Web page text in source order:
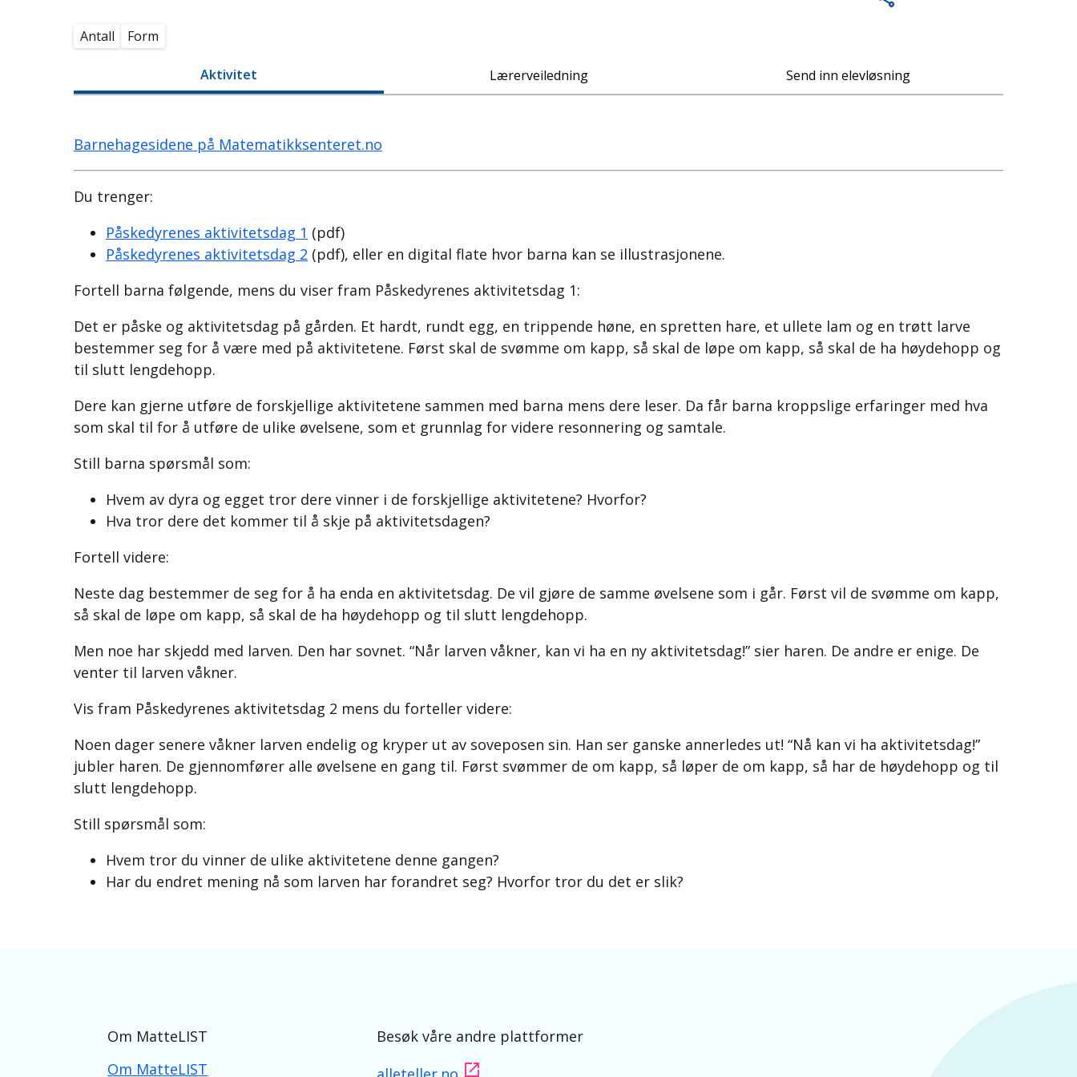
Antall Form
Aktivitet Lærerveiledning Send inn elevløsning
Barnehagesidene på Matematikksenteret.no
Du trenger:
Påskedyrenes aktivitetsdag 1 (pdf)
Påskedyrenes aktivitetsdag 2 (pdf), eller en digital flate hvor barna kan se illustrasjonene.
Fortell barna følgende, mens du viser fram Påskedyrenes aktivitetsdag 1:
Det er påske og aktivitetsdag på gården. Et hardt, rundt egg, en trippende høne, en spretten hare, et ullete lam og en trøtt larve
bestemmer seg for å være med på aktivitetene. Først skal de svømme om kapp, så skal de løpe om kapp, så skal de ha høydehopp og
til slutt lengdehopp.
Dere kan gjerne utføre de forskjellige aktivitetene sammen med barna mens dere leser. Da får barna kroppslige erfaringer med hva
som skal til for å utføre de ulike øvelsene, som et grunnlag for videre resonnering og samtale.
Still barna spørsmål som:
Hvem av dyra og egget tror dere vinner i de forskjellige aktivitetene? Hvorfor?
Hva tror dere det kommer til å skje på aktivitetsdagen?
Fortell videre:
Neste dag bestemmer de seg for å ha enda en aktivitetsdag. De vil gjøre de samme øvelsene som i går. Først vil de svømme om kapp,
så skal de løpe om kapp, så skal de ha høydehopp og til slutt lengdehopp.
Men noe har skjedd med larven. Den har sovnet. “Når larven våkner, kan vi ha en ny aktivitetsdag!” sier haren. De andre er enige. De
venter til larven våkner.
Vis fram Påskedyrenes aktivitetsdag 2 mens du forteller videre:
Noen dager senere våkner larven endelig og kryper ut av soveposen sin. Han ser ganske annerledes ut! “Nå kan vi ha aktivitetsdag!”
jubler haren. De gjennomfører alle øvelsene en gang til. Først svømmer de om kapp, så løper de om kapp, så har de høydehopp og til
slutt lengdehopp.
Still spørsmål som:
Hvem tror du vinner de ulike aktivitetene denne gangen?
Har du endret mening nå som larven har forandret seg? Hvorfor tror du det er slik?
Om MatteLIST
Om MatteLIST
Besøk våre andre plattformer